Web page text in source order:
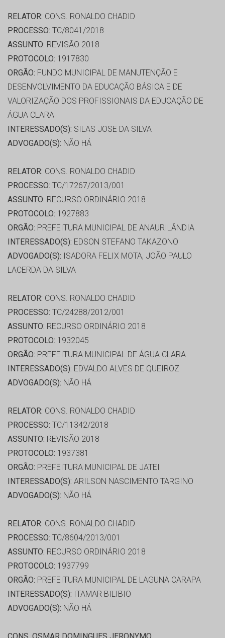
RELATOR: CONS. RONALDO CHADID
PROCESSO: TC/8041/2018
ASSUNTO: REVISÃO 2018
PROTOCOLO: 1917830
ORGÃO: FUNDO MUNICIPAL DE MANUTENÇÃO E
DESENVOLVIMENTO DA EDUCAÇÃO BÁSICA E DE
VALORIZAÇÃO DOS PROFISSIONAIS DA EDUCAÇÃO DE
ÁGUA CLARA
INTERESSADO(S): SILAS JOSE DA SILVA
ADVOGADO(S): NÃO HÁ
RELATOR: CONS. RONALDO CHADID
PROCESSO: TC/17267/2013/001
ASSUNTO: RECURSO ORDINÁRIO 2018
PROTOCOLO: 1927883
ORGÃO: PREFEITURA MUNICIPAL DE ANAURILÂNDIA
INTERESSADO(S): EDSON STEFANO TAKAZONO
ADVOGADO(S): ISADORA FELIX MOTA, JOÃO PAULO
LACERDA DA SILVA
RELATOR: CONS. RONALDO CHADID
PROCESSO: TC/24288/2012/001
ASSUNTO: RECURSO ORDINÁRIO 2018
PROTOCOLO: 1932045
ORGÃO: PREFEITURA MUNICIPAL DE ÁGUA CLARA
INTERESSADO(S): EDVALDO ALVES DE QUEIROZ
ADVOGADO(S): NÃO HÁ
RELATOR: CONS. RONALDO CHADID
PROCESSO: TC/11342/2018
ASSUNTO: REVISÃO 2018
PROTOCOLO: 1937381
ORGÃO: PREFEITURA MUNICIPAL DE JATEI
INTERESSADO(S): ARILSON NASCIMENTO TARGINO
ADVOGADO(S): NÃO HÁ
RELATOR: CONS. RONALDO CHADID
PROCESSO: TC/8604/2013/001
ASSUNTO: RECURSO ORDINÁRIO 2018
PROTOCOLO: 1937799
ORGÃO: PREFEITURA MUNICIPAL DE LAGUNA CARAPA
INTERESSADO(S): ITAMAR BILIBIO
ADVOGADO(S): NÃO HÁ